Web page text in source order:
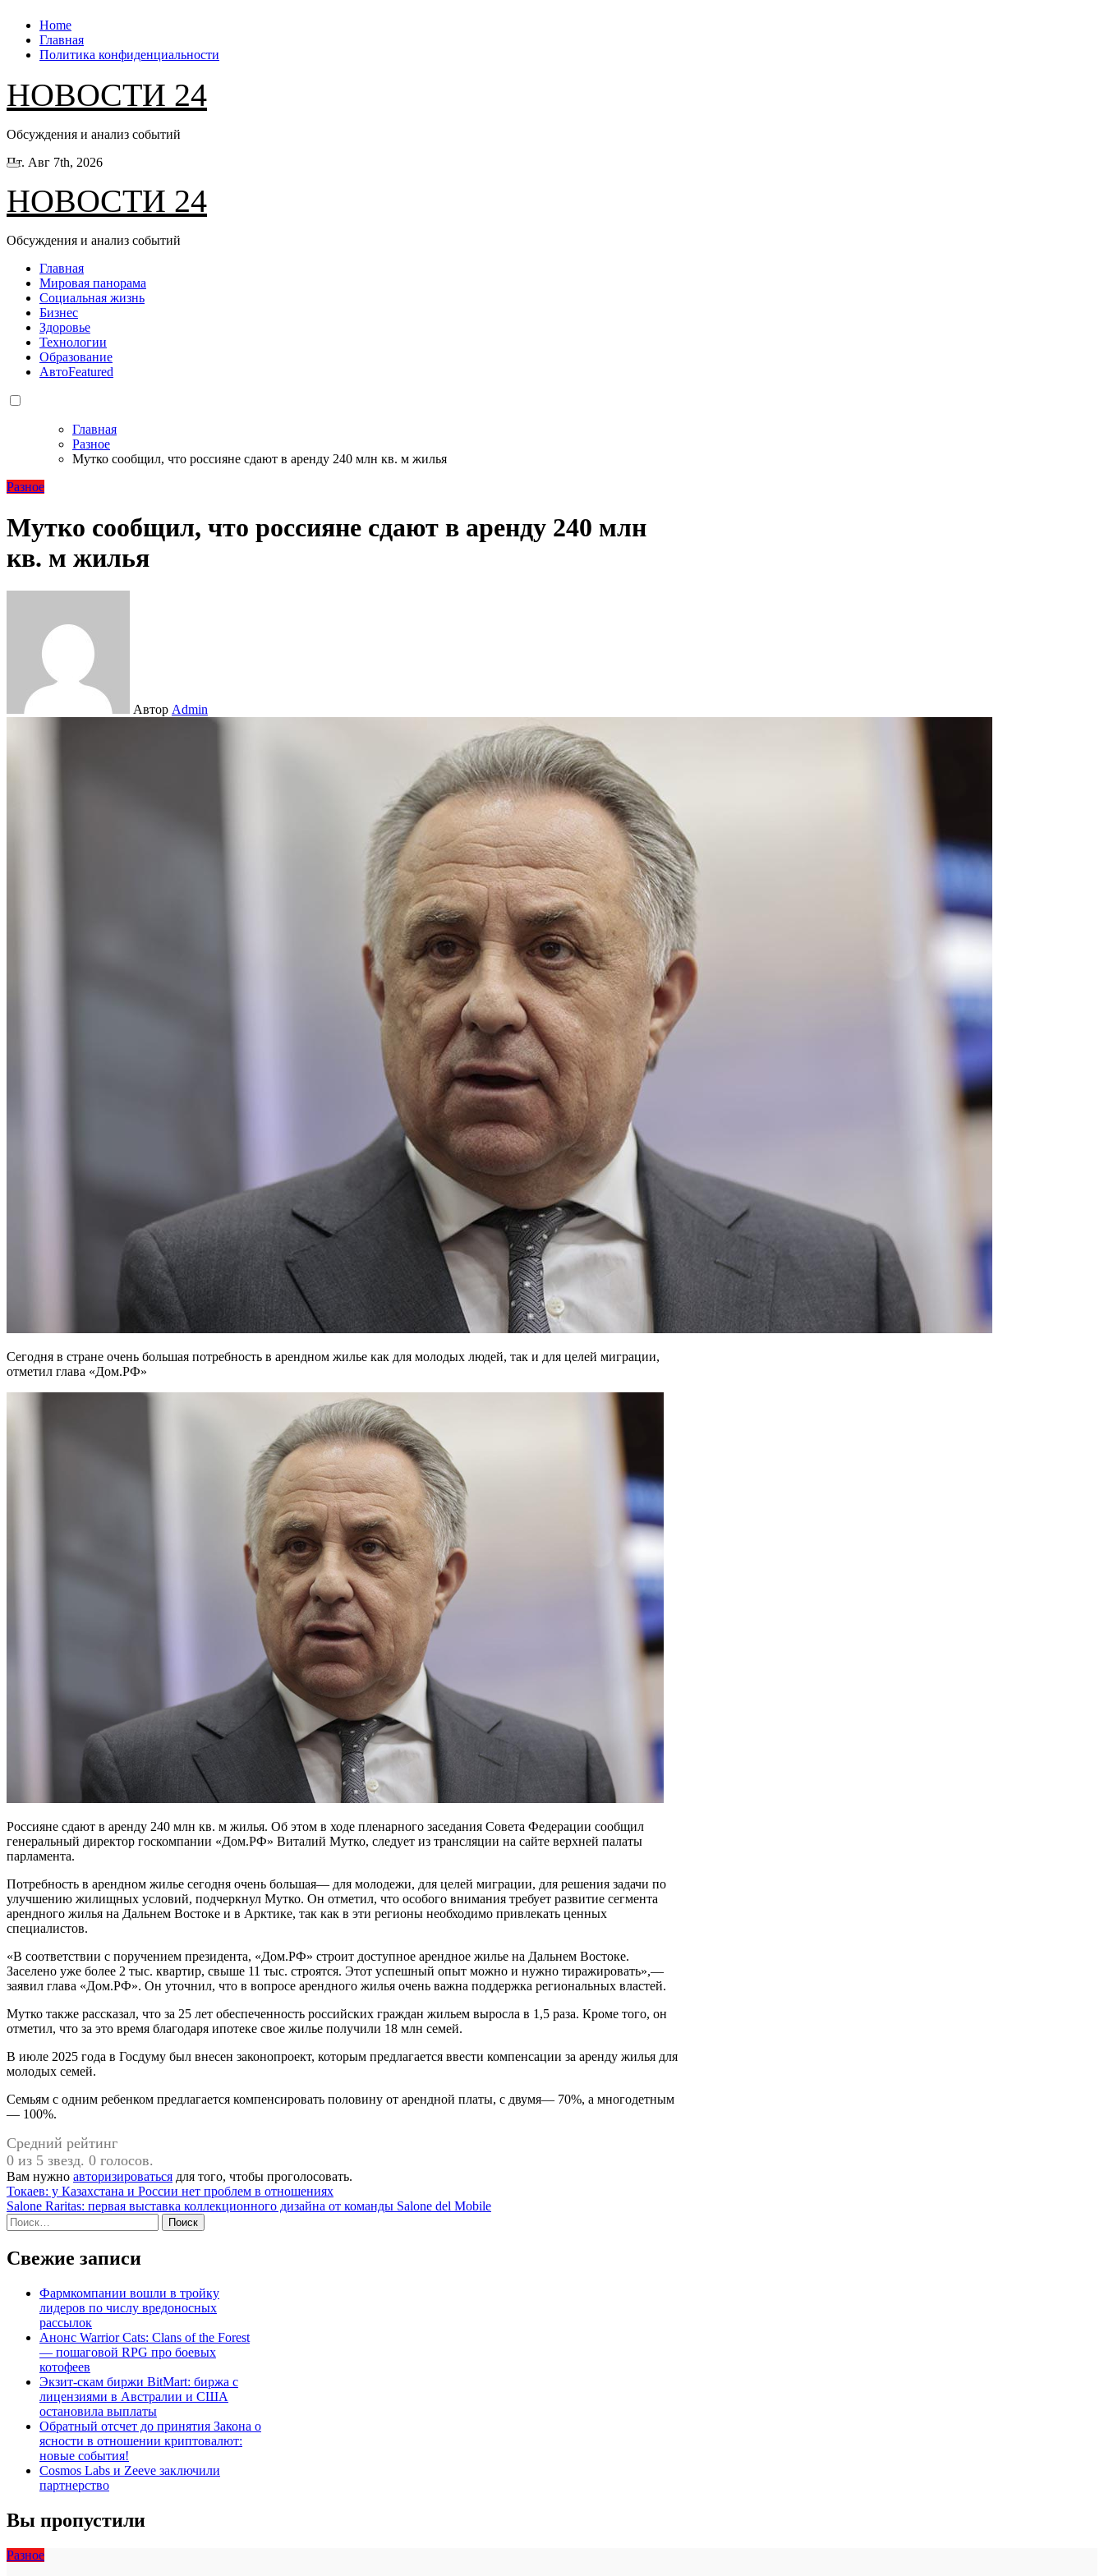
Перейти
содержанию
Home
Главная
Политика конфиденциальности
НОВОСТИ 24
Обсуждения и анализ событий
Пт. Авг 7th, 2026
НОВОСТИ 24
Обсуждения и анализ событий
Главная
Мировая панорама
Социальная жизнь
Бизнес
Здоровье
Технологии
Образование
АвтоFeatured
Главная
Разное
Мутко сообщил, что россияне сдают в аренду 240 млн кв. м жилья
Разное
Мутко сообщил, что россияне сдают в аренду 240 млн
кв. м жилья
Автор Admin
Сегодня в стране очень большая потребность в арендном жилье как для молодых людей, так и для целей миграции,
отметил глава «Дом.РФ»
Россияне сдают в аренду 240 млн кв. м жилья. Об этом в ходе пленарного заседания Совета Федерации сообщил
генеральный директор госкомпании «Дом.РФ» Виталий Мутко, следует из трансляции на сайте верхней палаты
парламента.
Потребность в арендном жилье сегодня очень большая— для молодежи, для целей миграции, для решения задачи по
улучшению жилищных условий, подчеркнул Мутко. Он отметил, что особого внимания требует развитие сегмента
арендного жилья на Дальнем Востоке и в Арктике, так как в эти регионы необходимо привлекать ценных
специалистов.
«В соответствии с поручением президента, «Дом.РФ» строит доступное арендное жилье на Дальнем Востоке.
Заселено уже более 2 тыс. квартир, свыше 11 тыс. строятся. Этот успешный опыт можно и нужно тиражировать»,—
заявил глава «Дом.РФ». Он уточнил, что в вопросе арендного жилья очень важна поддержка региональных властей.
Мутко также рассказал, что за 25 лет обеспеченность российских граждан жильем выросла в 1,5 раза. Кроме того, он
отметил, что за это время благодаря ипотеке свое жилье получили 18 млн семей.
В июле 2025 года в Госдуму был внесен законопроект, которым предлагается ввести компенсации за аренду жилья для
молодых семей.
Семьям с одним ребенком предлагается компенсировать половину от арендной платы, с двумя— 70%, а многодетным
— 100%.
Средний рейтинг
0 из 5 звезд. 0 голосов.
Вам нужно авторизироваться для того, чтобы проголосовать.
Навигация
по
записям
Токаев: у Казахстана и России нет проблем в отношениях
Salone Raritas: первая выставка коллекционного дизайна от команды Salone del Mobile
Найти:
Свежие записи
Фармкомпании вошли в тройку
лидеров по числу вредоносных
рассылок
Анонс Warrior Cats: Clans of the Forest
— пошаговой RPG про боевых
котофеев
Экзит-скам биржи BitMart: биржа с
лицензиями в Австралии и США
остановила выплаты
Обратный отсчет до принятия Закона о
ясности в отношении криптовалют:
новые события!
Cosmos Labs и Zeeve заключили
партнерство
Вы пропустили
Разное